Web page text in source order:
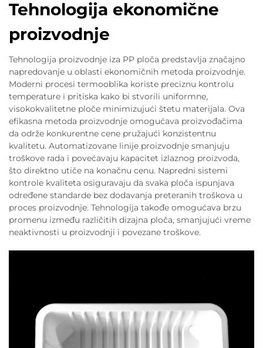
Tehnologija ekonomične
proizvodnje
Tehnologija proizvodnje iza PP ploča predstavlja značajno
napredovanje u oblasti ekonomičnih metoda proizvodnje.
Moderni procesi termooblika koriste preciznu kontrolu
temperature i pritiska kako bi stvorili uniformne,
visokokvalitetne ploče minimizujući štetu materijala. Ova
efikasna metoda proizvodnje omogućava proizvođačima
da održe konkurentne cene pružajući konzistentnu
kvalitetu. Automatizovane linije proizvodnje smanjuju
troškove rada i povećavaju kapacitet izlaznog proizvoda,
što direktno utiče na konačnu cenu. Napredni sistemi
kontrole kvaliteta osiguravaju da svaka ploča ispunjava
određene standarde bez dodavanja preteranih troškova u
proces proizvodnje. Tehnologija takođe omogućava brzu
promenu između različitih dizajna ploča, smanjujući vreme
neaktivnosti u proizvodnji i povezane troškove.